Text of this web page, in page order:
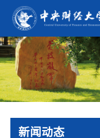
新闻动态